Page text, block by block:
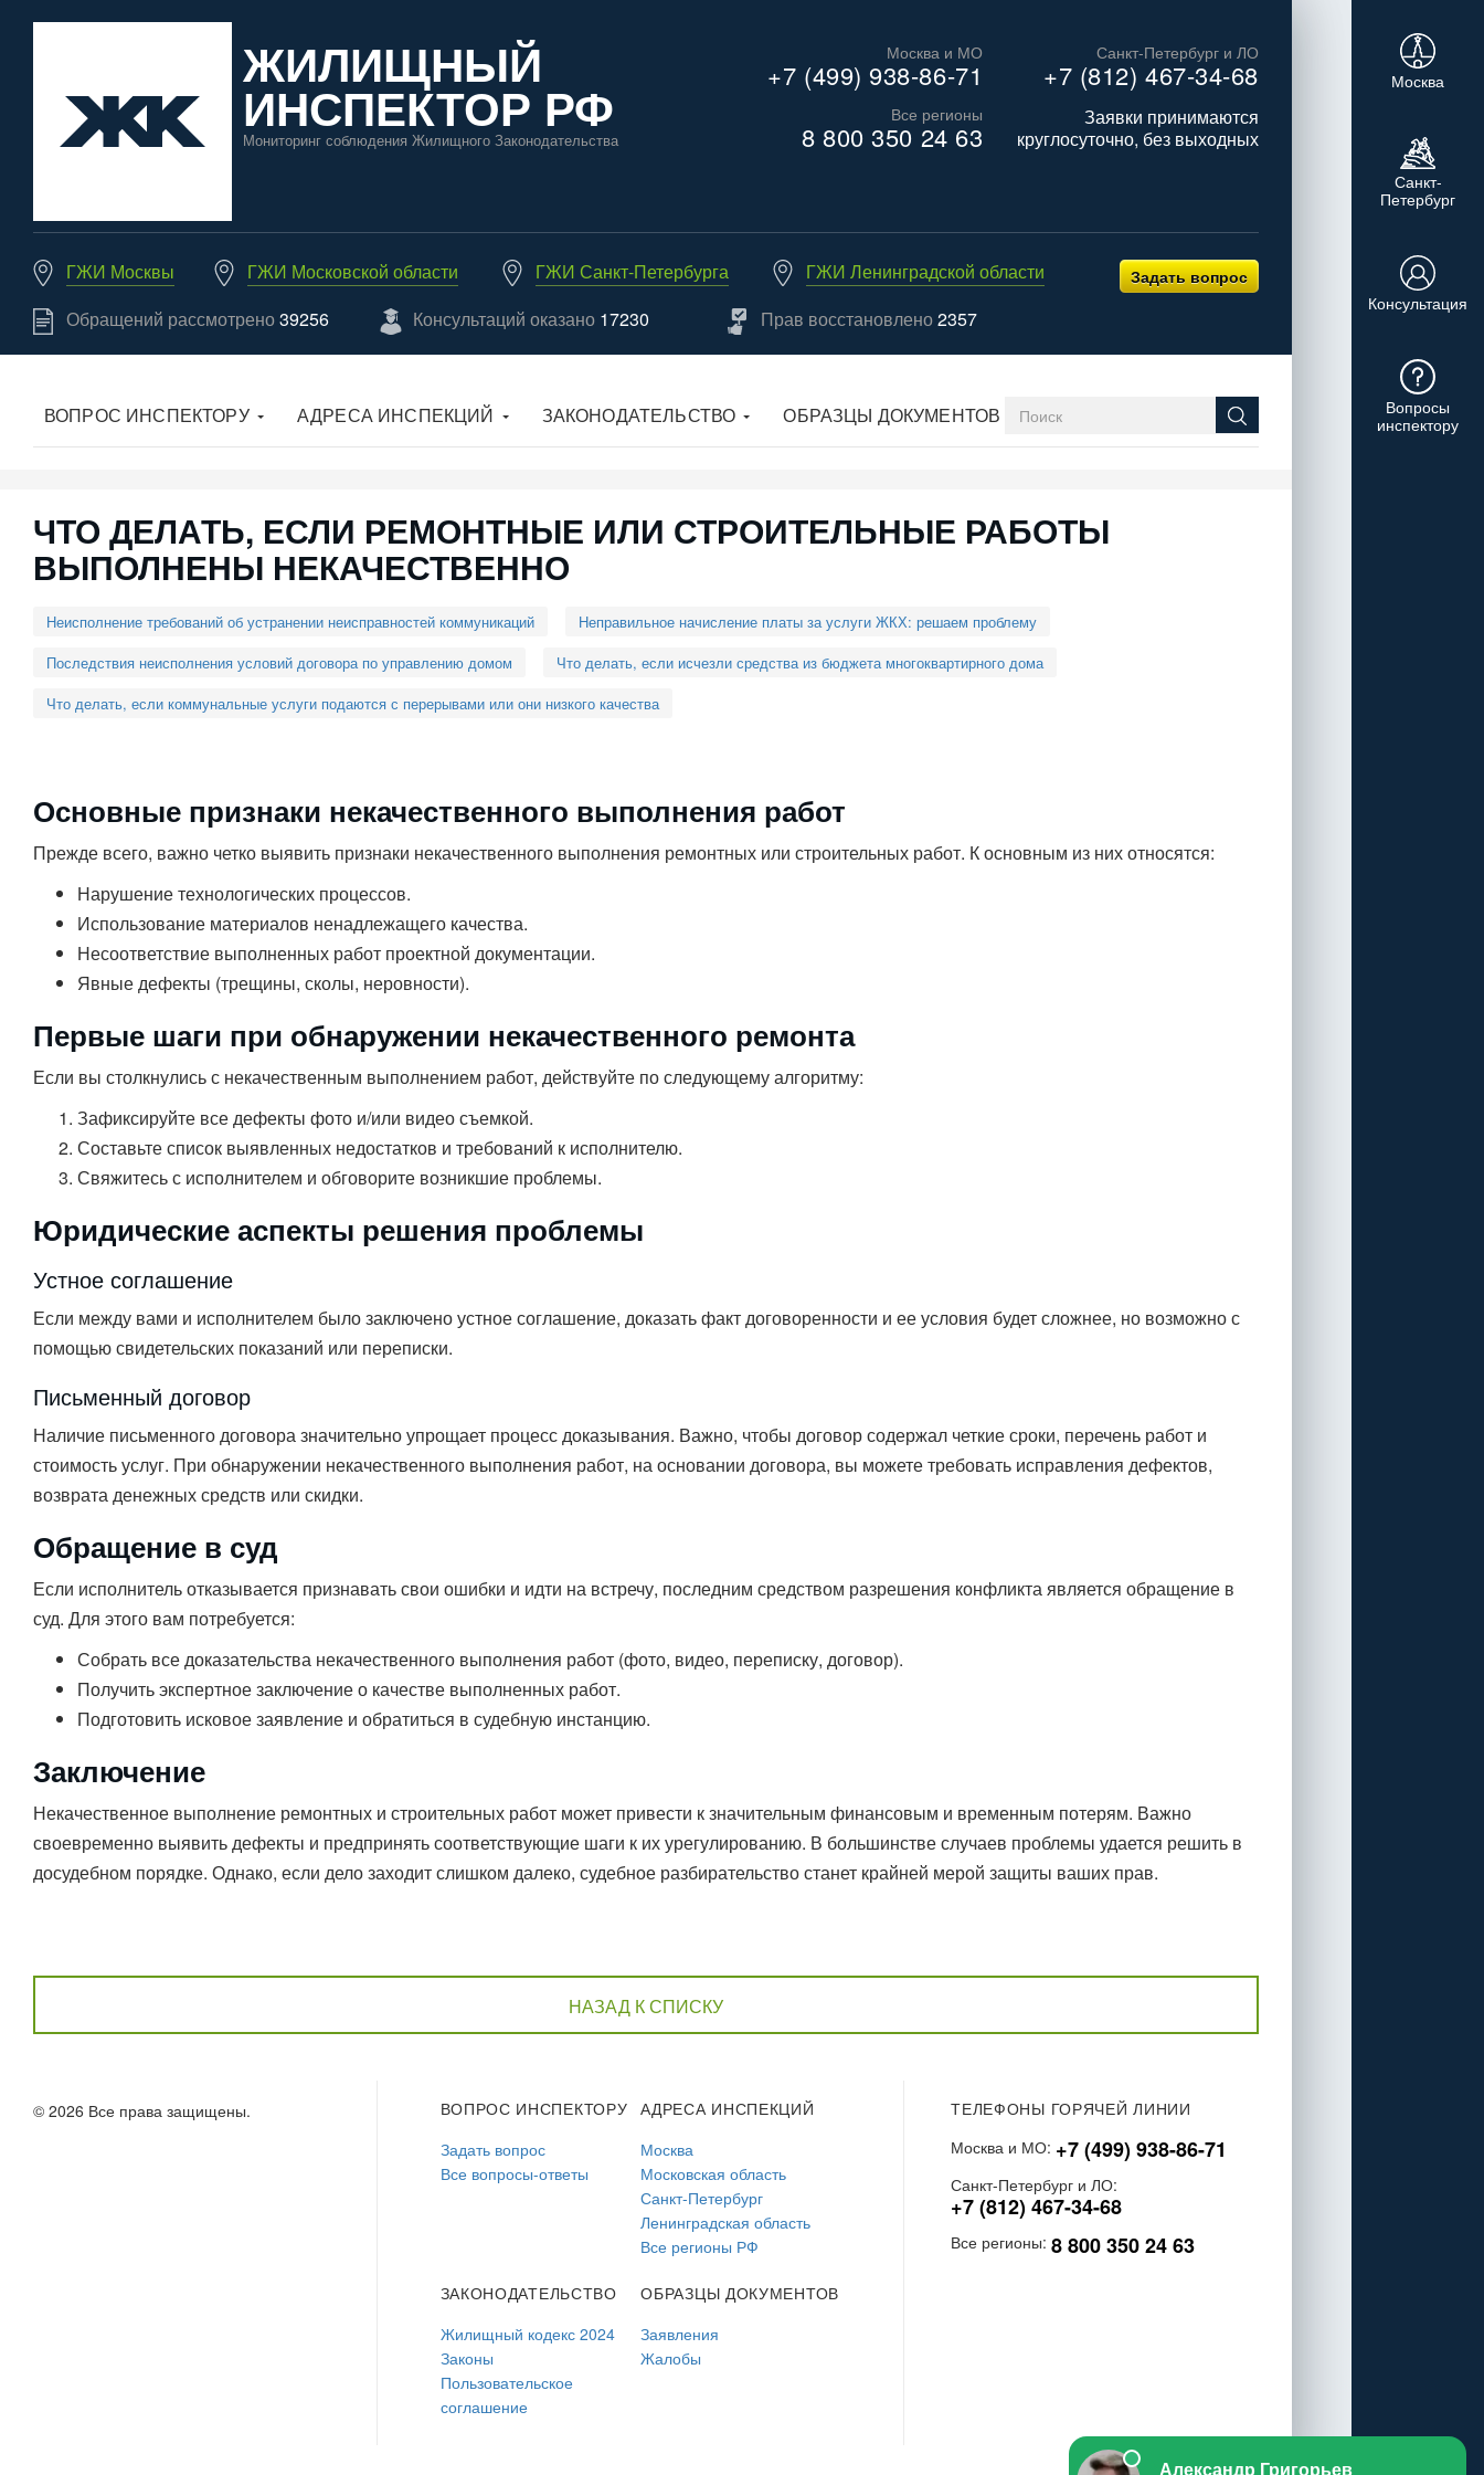
ЖИЛИЩНЫЙ
ИНСПЕКТОР РФ
Мониторинг соблюдения Жилищного Законодательства
Москва и МО
+7 (499) 938-86-71
Санкт-Петербург и ЛО
+7 (812) 467-34-68
Все регионы
8 800 350 24 63
Заявки принимаются
круглосуточно, без выходных
ГЖИ Москвы ГЖИ Московской области ГЖИ Санкт-Петербурга
ГЖИ Ленинградской области
Обращений рассмотрено39256 Консультаций оказано 17230 Прав восстановлено2357
Задать вопрос
ВОПРОС ИНСПЕКТОРУ АДРЕСА ИНСПЕКЦИЙ ЗАКОНОДАТЕЛЬСТВО ОБРАЗЦЫ ДОКУМЕНТОВ
ЧТО ДЕЛАТЬ, ЕСЛИ РЕМОНТНЫЕ ИЛИ СТРОИТЕЛЬНЫЕ РАБОТЫ
ВЫПОЛНЕНЫ НЕКАЧЕСТВЕННО
Неисполнение требований об устранении неисправностей коммуникаций
Неправильное начисление платы за услуги ЖКХ: решаем проблему
Последствия неисполнения условий договора по управлению домом
Что делать, если исчезли средства из бюджета многоквартирного дома
Что делать, если коммунальные услуги подаются с перерывами или они низкого качества
Основные признаки некачественного выполнения работ
Прежде всего, важно четко выявить признаки некачественного выполнения ремонтных или строительных работ. К основным из них относятся:
Нарушение технологических процессов.
Использование материалов ненадлежащего качества.
Несоответствие выполненных работ проектной документации.
Явные дефекты (трещины, сколы, неровности).
Первые шаги при обнаружении некачественного ремонта
Если вы столкнулись с некачественным выполнением работ, действуйте по следующему алгоритму:
Зафиксируйте все дефекты фото и/или видео съемкой.
Составьте список выявленных недостатков и требований к исполнителю.
Свяжитесь с исполнителем и обговорите возникшие проблемы.
Юридические аспекты решения проблемы
Устное соглашение
Если между вами и исполнителем было заключено устное соглашение, доказать факт договоренности и ее условия будет сложнее, но возможно с
помощью свидетельских показаний или переписки.
Письменный договор
Наличие письменного договора значительно упрощает процесс доказывания. Важно, чтобы договор содержал четкие сроки, перечень работ и
стоимость услуг. При обнаружении некачественного выполнения работ, на основании договора, вы можете требовать исправления дефектов,
возврата денежных средств или скидки.
Обращение в суд
Если исполнитель отказывается признавать свои ошибки и идти на встречу, последним средством разрешения конфликта является обращение в
суд. Для этого вам потребуется:
Собрать все доказательства некачественного выполнения работ (фото, видео, переписку, договор).
Получить экспертное заключение о качестве выполненных работ.
Подготовить исковое заявление и обратиться в судебную инстанцию.
Заключение
Некачественное выполнение ремонтных и строительных работ может привести к значительным финансовым и временным потерям. Важно
своевременно выявить дефекты и предпринять соответствующие шаги к их урегулированию. В большинстве случаев проблемы удается решить в
досудебном порядке. Однако, если дело заходит слишком далеко, судебное разбирательство станет крайней мерой защиты ваших прав.
НАЗАД К СПИСКУ
© 2026 Все права защищены.
ВОПРОС ИНСПЕКТОРУ
Задать вопрос
Все вопросы-ответы
АДРЕСА ИНСПЕКЦИЙ
Москва
Московская область
Санкт-Петербург
Ленинградская область
Все регионы РФ
ЗАКОНОДАТЕЛЬСТВО
Жилищный кодекс 2024
Законы
Пользовательское
соглашение
ОБРАЗЦЫ ДОКУМЕНТОВ
Заявления
Жалобы
ТЕЛЕФОНЫ ГОРЯЧЕЙ ЛИНИИ
Москва и МО: +7 (499) 938-86-71
Санкт-Петербург и ЛО:
+7 (812) 467-34-68
Все регионы:8 800 350 24 63
Москва
Санкт-
Петербург
Консультация
Вопросы
инспектору